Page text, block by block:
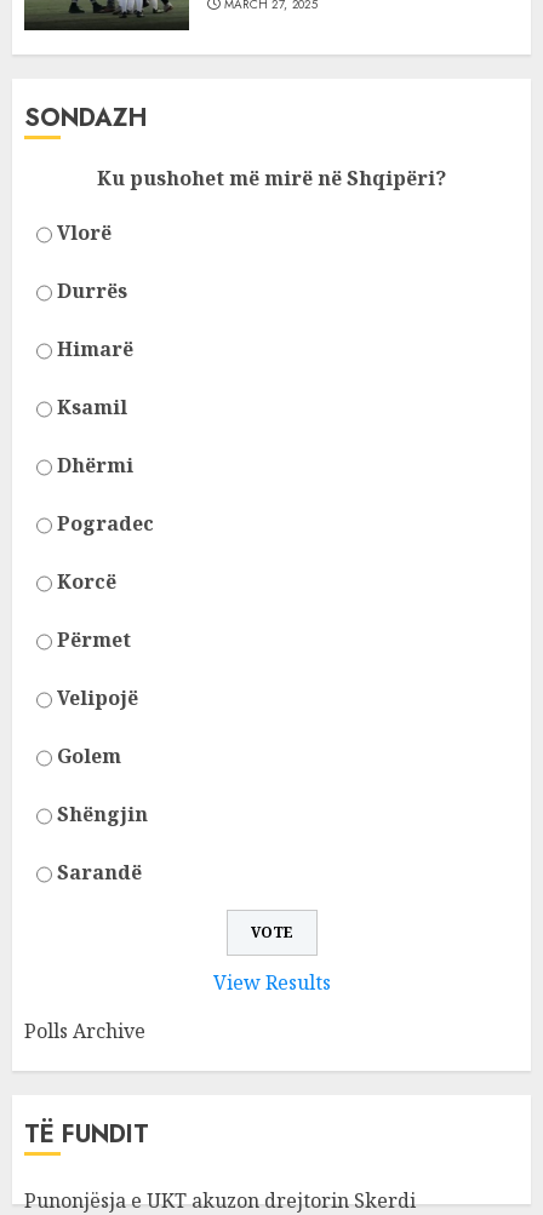
MARCH 27, 2025
SONDAZH
Ku pushohet më mirë në Shqipëri?
Vlorë
Durrës
Himarë
Ksamil
Dhërmi
Pogradec
Korcë
Përmet
Velipojë
Golem
Shëngjin
Sarandë
View Results
Polls Archive
TË FUNDIT
Punonjësja e UKT akuzon drejtorin Skerdi